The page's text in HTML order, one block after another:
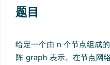
题目
给定一个由 n 个节点组成
阵 graph 表示。在节点网